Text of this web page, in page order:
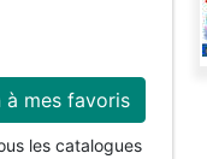
à mes favoris
les catalogues